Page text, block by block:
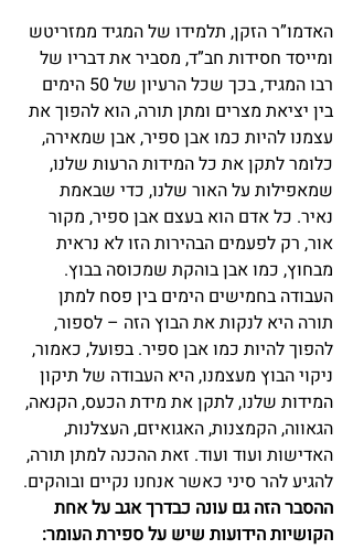
האדמו”ר הזקן, תלמידו של המגיד ממזריטש
ומייסד חסידות חב”ד, מסביר את דבריו של
רבו המגיד, בכך שכל הרעיון של 50 הימים
בין יציאת מצרים ומתן תורה, הוא להפוך את
עצמנו להיות כמו אבן ספיר, אבן שמאירה,
כלומר לתקן את כל המידות הרעות שלנו,
שמאפילות על האור שלנו, כדי שבאמת
נאיר. כל אדם הוא בעצם אבן ספיר, מקור
אור, רק לפעמים הבהירות הזו לא נראית
מבחוץ, כמו אבן בוהקת שמכוסה בבוץ.
העבודה בחמישים הימים בין פסח למתן
תורה היא לנקות את הבוץ הזה – לספור,
להפוך להיות כמו אבן ספיר. בפועל, כאמור,
ניקוי הבוץ מעצמנו, היא העבודה של תיקון
המידות שלנו, לתקן את מידת הכעס, הקנאה,
הגאווה, הקמצנות, האגואיזם, העצלנות,
האדישות ועוד ועוד. זאת ההכנה למתן תורה,
להגיע להר סיני כאשר אנחנו נקיים ובוהקים.
ההסבר הזה גם עונה כבדרך אגב על אחת
הקושיות הידועות שיש על ספירת העומר: